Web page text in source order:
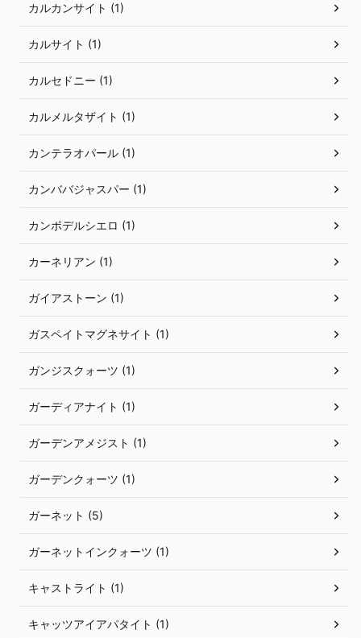
カルカンサイト (1)
カルサイト (1)
カルセドニー (1)
カルメルタザイト (1)
カンテラオパール (1)
カンババジャスパー (1)
カンポデルシエロ (1)
カーネリアン (1)
ガイアストーン (1)
ガスペイトマグネサイト (1)
ガンジスクォーツ (1)
ガーディアナイト (1)
ガーデンアメジスト (1)
ガーデンクォーツ (1)
ガーネット (5)
ガーネットインクォーツ (1)
キャストライト (1)
キャッツアイアパタイト (1)